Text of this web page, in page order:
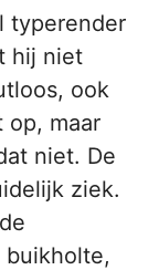
typerender
hij niet
ook
op, maar
niet. De
ziek.